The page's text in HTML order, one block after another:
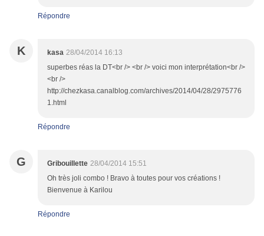
Répondre
K kasa 28/04/2014 16:13
superbes réas la DT<br /> <br /> voici mon interprétation<br />
<br />
http://chezkasa.canalblog.com/archives/2014/04/28/2975776
1.html
Répondre
G Gribouillette 28/04/2014 15:51
Oh très joli combo ! Bravo à toutes pour vos créations !
Bienvenue à Karilou
Répondre